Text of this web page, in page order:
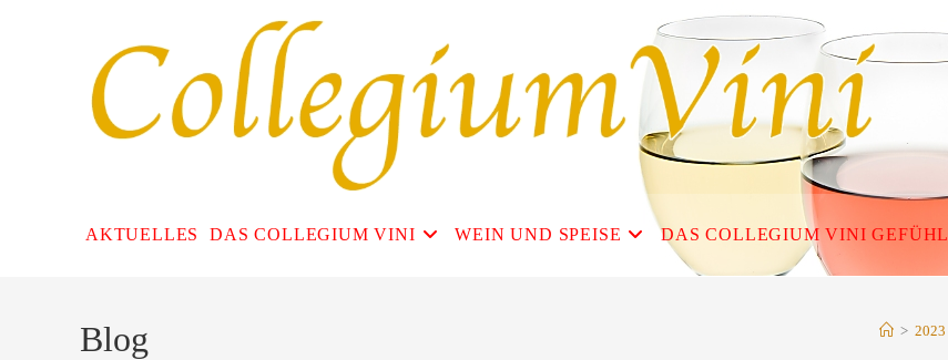
AKTUELLES DAS COLLEGIUM VINI WEIN UND SPEISE DAS COLLEGIUM VINI GEFÜHL
Blog > 2023